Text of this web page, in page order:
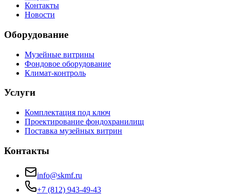
Контакты
Новости
Оборудование
Музейные витрины
Фондовое оборудование
Климат-контроль
Услуги
Комплектация под ключ
Проектирование фондохранилищ
Поставка музейных витрин
Контакты
info@skmf.ru
+7 (812) 943-49-43